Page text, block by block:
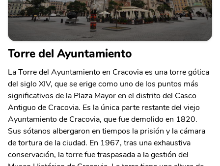
Torre del Ayuntamiento
La Torre del Ayuntamiento en Cracovia es una torre gótica
del siglo XIV, que se erige como uno de los puntos más
significativos de la Plaza Mayor en el distrito del Casco
Antiguo de Cracovia. Es la única parte restante del viejo
Ayuntamiento de Cracovia, que fue demolido en 1820.
Sus sótanos albergaron en tiempos la prisión y la cámara
de tortura de la ciudad. En 1967, tras una exhaustiva
conservación, la torre fue traspasada a la gestión del